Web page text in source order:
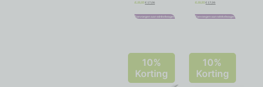
18,95 €17,06
Toevoegen aan winkelwagen
€18,95 €17,06
Toevoegen aan winkelwagen
10%
Korting
10%
Korting